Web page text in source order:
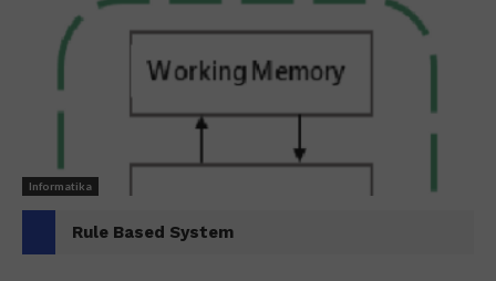
Informatika
Rule Based System